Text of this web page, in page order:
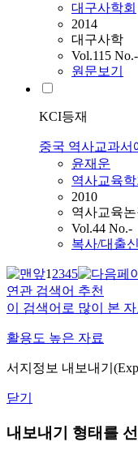
대구사학회
2014
대구사학
Vol.115 No.-
원문보기
KCI등재
중국 역사교과서
윤재운
역사교육학
2010
역사교육논
Vol.44 No.-
복사/대출
12345
연관 검색어 추천
이 검색어로 많이 본
활용도 높은 자료
서지정보 내보내기
닫기
내보내기 형태를